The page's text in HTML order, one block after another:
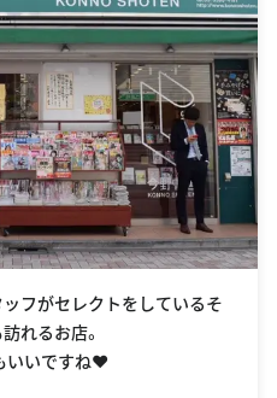
フがセレクトをしているそ
れるお店。
いいですね❤︎